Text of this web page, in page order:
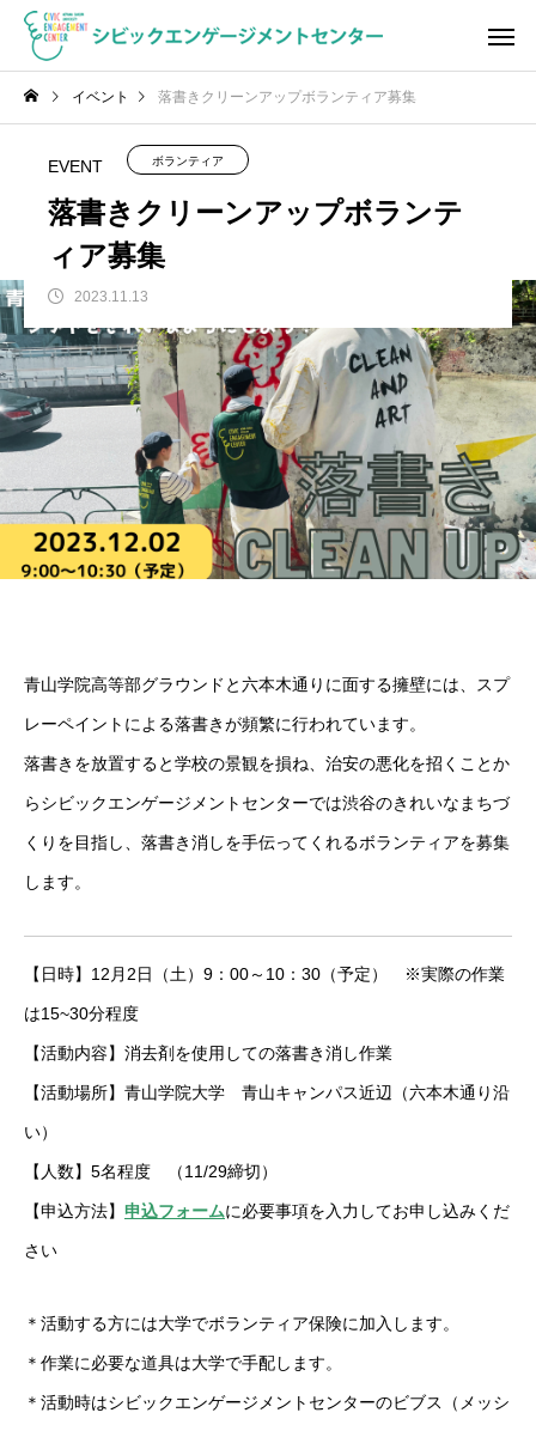
イベント 落書きクリーンアップボランティア募集
EVENT ボランティア
落書きクリーンアップボランテ
ィア募集
2023.11.13
青山学院高等部グラウンドと六本木通りに面する擁壁には、スプ
レーペイントによる落書きが頻繁に行われています。
落書きを放置すると学校の景観を損ね、治安の悪化を招くことか
らシビックエンゲージメントセンターでは渋谷のきれいなまちづ
くりを目指し、落書き消しを手伝ってくれるボランティアを募集
します。
【日時】12月2日（土）9：00～10：30（予定） ※実際の作業
は15~30分程度
【活動内容】消去剤を使用しての落書き消し作業
【活動場所】青山学院大学 青山キャンパス近辺（六本木通り沿
い）
【人数】5名程度 （11/29締切）
【申込方法】 申込フォームに必要事項を入力してお申し込みくだ
さい
＊活動する方には大学でボランティア保険に加入します。
＊作業に必要な道具は大学で手配します。
＊活動時はシビックエンゲージメントセンターのビブス（メッシ